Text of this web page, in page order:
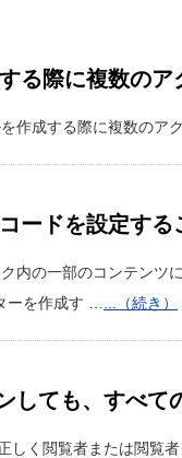
る際に複数の
作成する際に複数のア
ードを設定する
内の一部のコンテン
ーを作成す …
...（続き）
しても、すべて
しく閲覧者または閲覧